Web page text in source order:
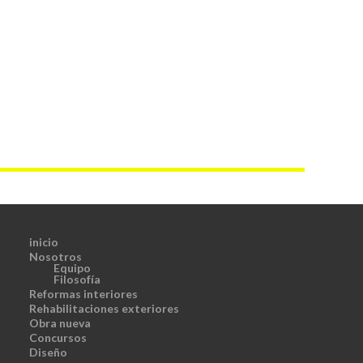
inicio
Nosotros
Equipo
Filosofía
Reformas interiores
Rehabilitaciones exteriores
Obra nueva
Concursos
Diseño